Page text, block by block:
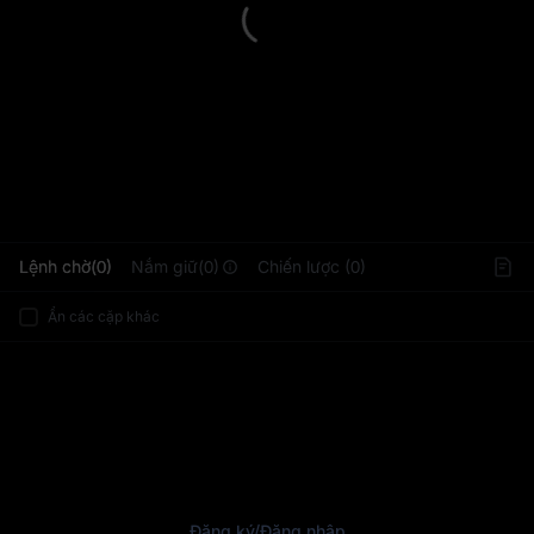
Lệnh chờ(0) Nắm giữ(0) Chiến lược (0)
Ẩn các cặp khác